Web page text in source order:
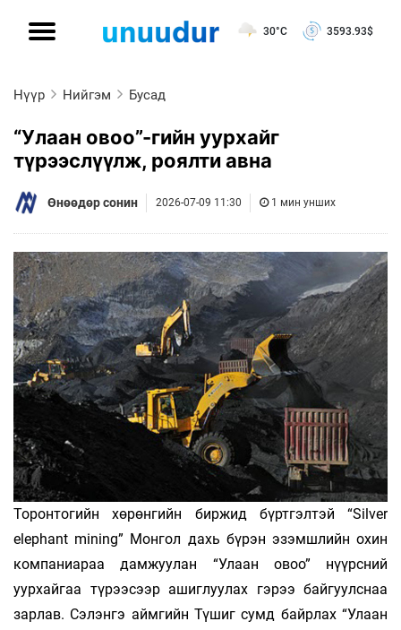
30°C 3593.93$
Нүүр Нийгэм Бусад
“Улаан овоо”-гийн уурхайг
түрээслүүлж, роялти авна
Өнөөдөр сонин 2026-07-09 11:30 1 мин унших
Торонтогийн хөрөнгийн биржид бүртгэлтэй “Silver
elephant mining” Монгол дахь бүрэн эзэмшлийн охин
компаниараа дамжуулан “Улаан овоо” нүүрсний
уурхайгаа түрээсээр ашиглуулах гэрээ байгуулснаа
зарлав. Сэлэнгэ аймгийн Түшиг сумд байрлах “Улаан